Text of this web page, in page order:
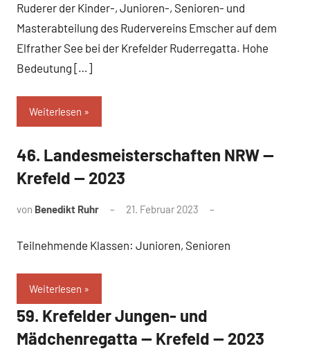
Ruderer der Kinder-, Junioren-, Senioren- und
Masterabteilung des Rudervereins Emscher auf dem
Elfrather See bei der Krefelder Ruderregatta. Hohe
Bedeutung […]
Weiterlesen
46. Landesmeisterschaften NRW —
Krefeld — 2023
von Benedikt Ruhr 21. Februar 2023
Teilnehmende Klassen: Junioren, Senioren
Weiterlesen
59. Krefelder Jungen- und
Mädchenregatta — Krefeld — 2023